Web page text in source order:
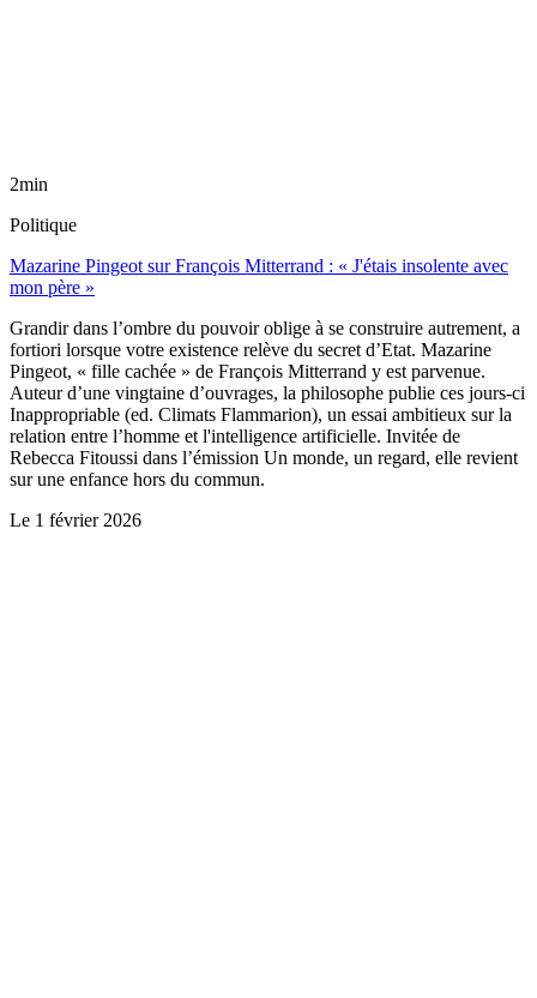
2min
Politique
Mazarine Pingeot sur François Mitterrand : « J'étais insolente avec
mon père »
Grandir dans l’ombre du pouvoir oblige à se construire autrement, a
fortiori lorsque votre existence relève du secret d’Etat. Mazarine
Pingeot, « fille cachée » de François Mitterrand y est parvenue.
Auteur d’une vingtaine d’ouvrages, la philosophe publie ces jours-ci
Inappropriable (ed. Climats Flammarion), un essai ambitieux sur la
relation entre l’homme et l'intelligence artificielle. Invitée de
Rebecca Fitoussi dans l’émission Un monde, un regard, elle revient
sur une enfance hors du commun.
Le 1 février 2026